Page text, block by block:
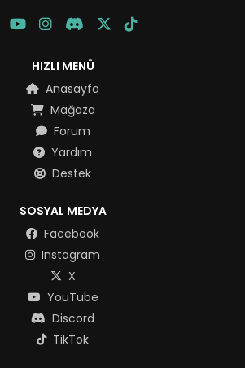
HIZLI MENÜ
Anasayfa
Mağaza
Forum
Yardım
Destek
SOSYAL MEDYA
Facebook
Instagram
X
YouTube
Discord
TikTok